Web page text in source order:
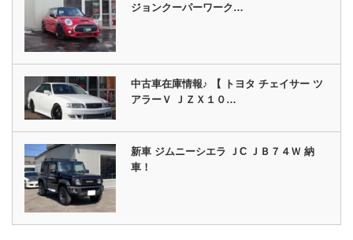
ジョンクーパーワーク…
中古車在庫情報♪ 【 トヨタ チェイサー ツ
アラーＶ ＪＺＸ１０…
新車 ジムニーシエラ ＪC ＪＢ７４Ｗ 納
車！